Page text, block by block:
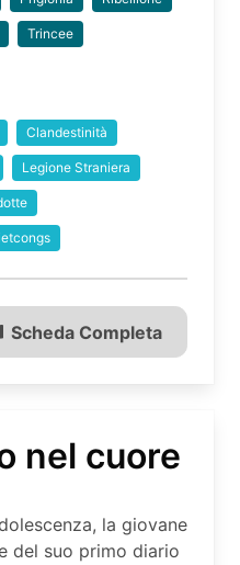
Trincee
Clandestinità
Legione Straniera
Scheda Completa
nel cuore
la giovane
del suo primo diario